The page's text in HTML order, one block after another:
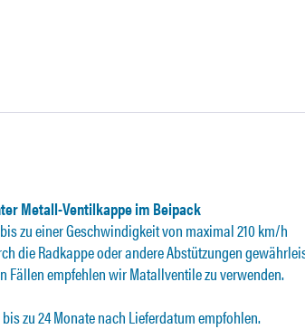
Metall-Ventilkappe im Beipack
zu einer Geschwindigkeit von maximal 210 km/h
die Radkappe oder andere Abstützungen
empfehlen wir Matallventile zu verwenden.
zu 24 Monate nach Lieferdatum empfohlen.